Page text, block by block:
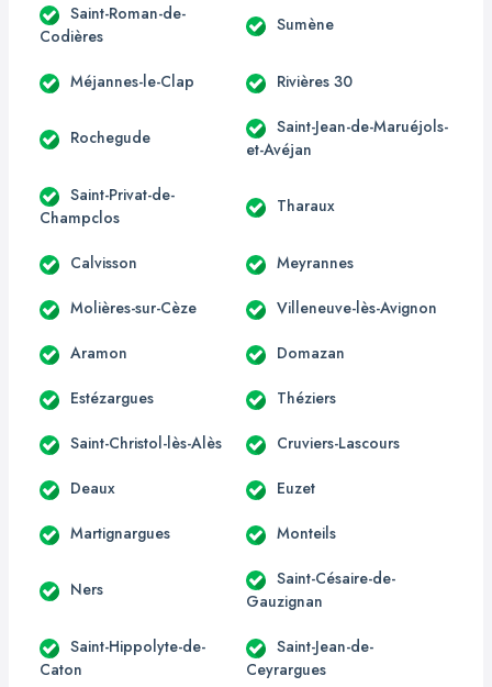
Saint-Roman-de-
Codières
Sumène
Méjannes-le-Clap Rivières 30
Rochegude
Saint-Jean-de-Maruéjols-
et-Avéjan
Saint-Privat-de-
Champclos
Tharaux
Calvisson Meyrannes
Molières-sur-Cèze Villeneuve-lès-Avignon
Aramon Domazan
Estézargues Théziers
Saint-Christol-lès-Alès Cruviers-Lascours
Deaux Euzet
Martignargues Monteils
Ners
Saint-Césaire-de-
Gauzignan
Saint-Hippolyte-de-
Caton
Saint-Jean-de-
Ceyrargues